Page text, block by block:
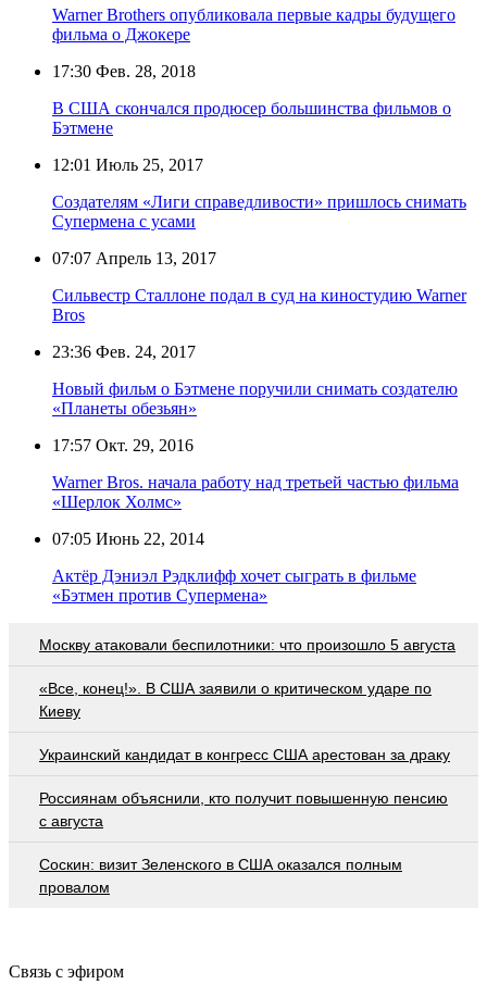
Warner Brothers опубликовала первые кадры будущего
фильма о Джокере
17:30 Фев. 28, 2018
В США скончался продюсер большинства фильмов о
Бэтмене
12:01 Июль 25, 2017
Создателям «Лиги справедливости» пришлось снимать
Супермена с усами
07:07 Апрель 13, 2017
Сильвестр Сталлоне подал в суд на киностудию Warner
Bros
23:36 Фев. 24, 2017
Новый фильм о Бэтмене поручили снимать создателю
«Планеты обезьян»
17:57 Окт. 29, 2016
Warner Bros. начала работу над третьей частью фильма
«Шерлок Холмс»
07:05 Июнь 22, 2014
Актёр Дэниэл Рэдклифф хочет сыграть в фильме
«Бэтмен против Супермена»
Москву атаковали беспилотники: что произошло 5 августа
«Все, конец!». В США заявили о критическом ударе по
Киеву
Украинский кандидат в конгресс США арестован за драку
Россиянам объяснили, кто получит повышенную пенсию
с августа
Соскин: визит Зеленского в США оказался полным
провалом
Связь с эфиром